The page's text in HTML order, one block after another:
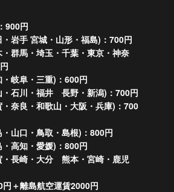
900円
岩手 宮城・山形・福島)：700円
群馬・埼玉・千葉・東京・神奈
岐阜・三重)：600円
・石川・福井 長野・新潟)：700円
奈良・和歌山・大阪・兵庫)：700
山口・鳥取・島根)：800円
高知・愛媛)：800円
・長崎・大分 熊本・宮崎・鹿児
＋離島航空運賃2000円